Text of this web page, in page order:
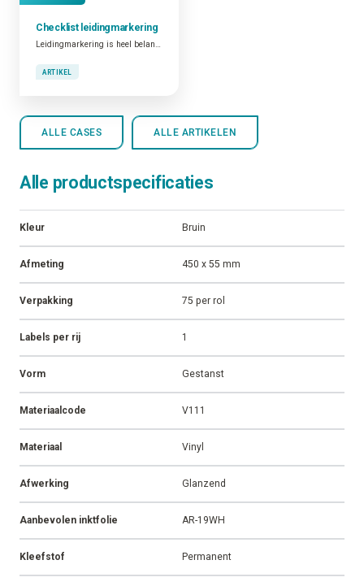
Checklist leidingmarkering
ARTIKEL
ALLE CASES ALLE ARTIKELEN
Alle productspecificaties
Kleur Bruin
Afmeting 450 x 55 mm
Verpakking 75 per rol
Labels per rij 1
Vorm Gestanst
Materiaalcode V111
Materiaal Vinyl
Afwerking Glanzend
Aanbevolen inktfolie AR-19WH
Kleefstof Permanent